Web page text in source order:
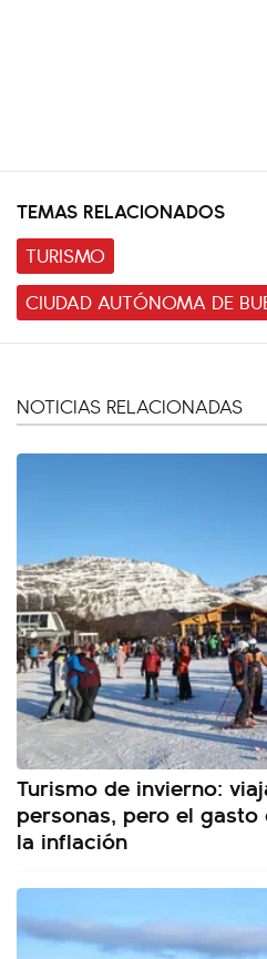
TEMAS RELACIONADOS
TURISMO
CIUDAD AUTÓNOMA DE
NOTICIAS RELACIONADAS
Turismo de invierno:
personas, pero el
la inflación